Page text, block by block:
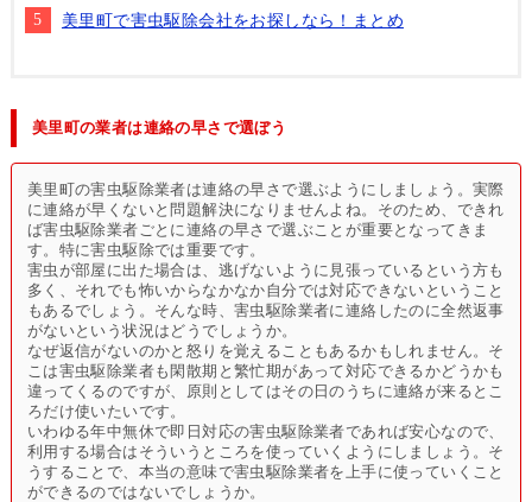
美里町で害虫駆除会社をお探しなら！まとめ
美里町の業者は連絡の早さで選ぼう
美里町の害虫駆除業者は連絡の早さで選ぶようにしましょう。実際
に連絡が早くないと問題解決になりませんよね。そのため、できれ
ば害虫駆除業者ごとに連絡の早さで選ぶことが重要となってきま
す。特に害虫駆除では重要です。
害虫が部屋に出た場合は、逃げないように見張っているという方も
多く、それでも怖いからなかなか自分では対応できないということ
もあるでしょう。そんな時、害虫駆除業者に連絡したのに全然返事
がないという状況はどうでしょうか。
なぜ返信がないのかと怒りを覚えることもあるかもしれません。そ
こは害虫駆除業者も閑散期と繁忙期があって対応できるかどうかも
違ってくるのですが、原則としてはその日のうちに連絡が来るとこ
ろだけ使いたいです。
いわゆる年中無休で即日対応の害虫駆除業者であれば安心なので、
利用する場合はそういうところを使っていくようにしましょう。そ
うすることで、本当の意味で害虫駆除業者を上手に使っていくこと
ができるのではないでしょうか。